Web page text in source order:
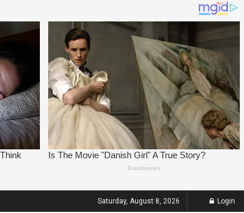
Saturday, August 8, 2026 Login